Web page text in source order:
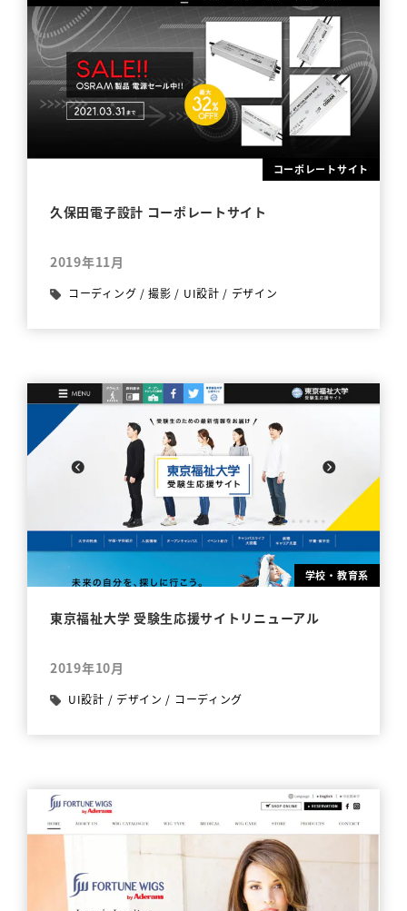
コーポレートサイト
久保田電子設計 コーポレートサイト
2019年11月
コーディング /撮影 / UI設計 / デザイン
学校・教育系
東京福祉大学 受験生応援サイトリニューアル
2019年10月
UI設計 / デザイン / コーディング